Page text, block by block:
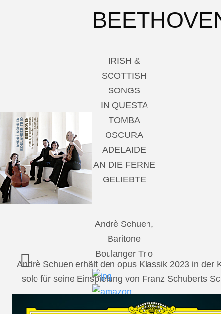
IRISH &
SCOTTISH
SONGS
IN QUESTA
TOMBA
OSCURA
ADELAIDE
AN DIE FERNE
GELIEBTE
Andrè Schuen,
Baritone
Boulanger Trio
Andrè Schuen erhält den opus Klassik 2023 in der
solo für seine Einspielung von Franz Schuberts